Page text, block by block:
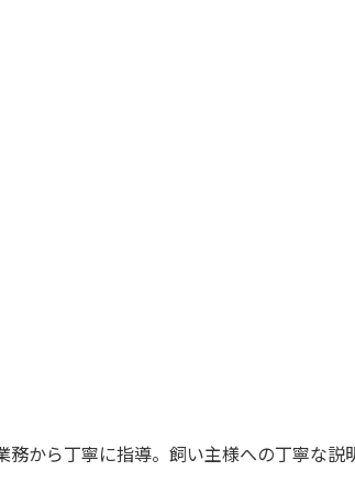
から丁寧に指導。飼い主様への丁寧な